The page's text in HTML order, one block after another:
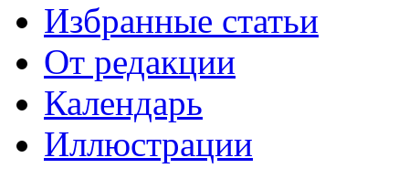
Избранные статьи
От редакции
Календарь
Иллюстрации